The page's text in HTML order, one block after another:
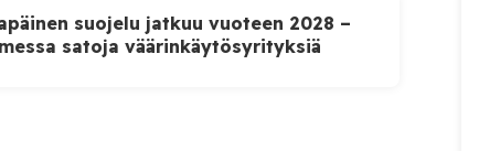
suojelu jatkuu vuoteen 2028 –
satoja väärinkäytösyrityksiä